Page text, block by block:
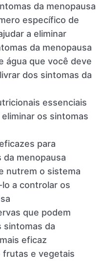
da menopausa
específico de
a eliminar
da menopausa
água que você deve
dos sintomas da
essenciais
os sintomas
para
menopausa
nutrem o sistema
a controlar os
que podem
sintomas da
eficaz
frutas e vegetais